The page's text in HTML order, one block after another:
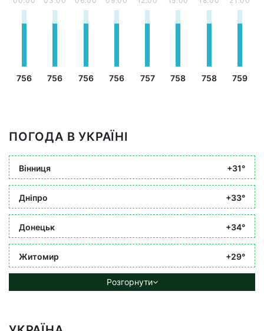
756 756 756 756 757 758 758 759
ПОГОДА В УКРАЇНІ
Вінниця +31°
Дніпро +33°
Донецьк +34°
Житомир +29°
Розгорнути